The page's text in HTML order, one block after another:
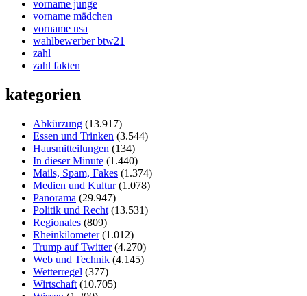
vorname junge
vorname mädchen
vorname usa
wahlbewerber btw21
zahl
zahl fakten
kategorien
Abkürzung (13.917)
Essen und Trinken (3.544)
Hausmitteilungen (134)
In dieser Minute (1.440)
Mails, Spam, Fakes (1.374)
Medien und Kultur(1.078)
Panorama (29.947)
Politik und Recht (13.531)
Regionales (809)
Rheinkilometer(1.012)
Trump auf Twitter(4.270)
Web und Technik (4.145)
Wetterregel (377)
Wirtschaft (10.705)